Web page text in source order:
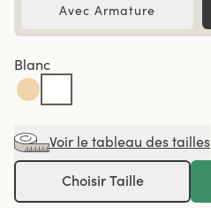
Avec Armature
Blanc
Voir le tableau des tailles
Choisir Taille